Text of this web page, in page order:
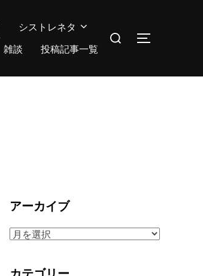
シストレネタ
雑談
投稿記事一覧
検
サイドバー
アーカイブ
ア